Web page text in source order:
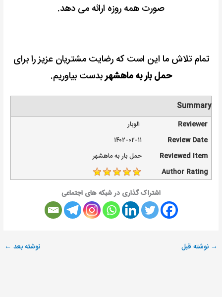
صورت همه روزه ارائه می دهد.
تمام تلاش ما این است که رضایت مشتریان عزیز را برای
حمل بار به ماهشهربدست بیاوریم.
Summary
Reviewer
الوبار
Review Date
۱۴۰۲-۰۲-۱۱
Reviewed Item
حمل بار به ماهشهر
Author Rating
اشتراک گذاری در شبکه های اجتماعی
→ نوشته قبل نوشته بعد ←